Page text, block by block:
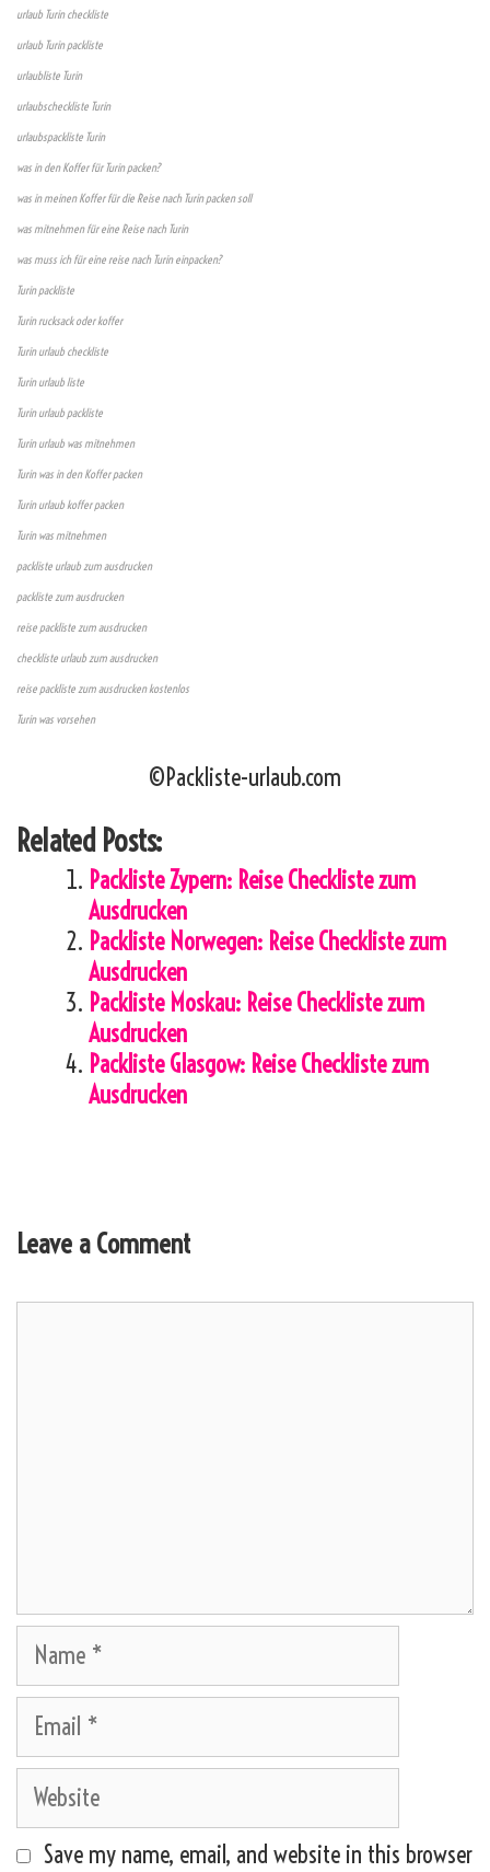
urlaub Turin checkliste
urlaub Turin packliste
urlaubliste Turin
urlaubscheckliste Turin
urlaubspackliste Turin
was in den Koffer für Turin packen?
was in meinen Koffer für die Reise nach Turin packen soll
was mitnehmen für eine Reise nach Turin
was muss ich für eine reise nach Turin einpacken?
Turin packliste
Turin rucksack oder koffer
Turin urlaub checkliste
Turin urlaub liste
Turin urlaub packliste
Turin urlaub was mitnehmen
Turin was in den Koffer packen
Turin urlaub koffer packen
Turin was mitnehmen
packliste urlaub zum ausdrucken
packliste zum ausdrucken
reise packliste zum ausdrucken
checkliste urlaub zum ausdrucken
reise packliste zum ausdrucken kostenlos
Turin was vorsehen
©Packliste-urlaub.com
Related Posts:
Packliste Zypern: Reise Checkliste zum
Ausdrucken
Packliste Norwegen: Reise Checkliste zum
Ausdrucken
Packliste Moskau: Reise Checkliste zum
Ausdrucken
Packliste Glasgow: Reise Checkliste zum
Ausdrucken
Leave a Comment
Name
Email
Website
Save my name, email, and website in this browser